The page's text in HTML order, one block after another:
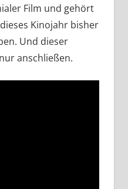
Film und gehört
Kinojahr bisher
Und dieser
anschließen.